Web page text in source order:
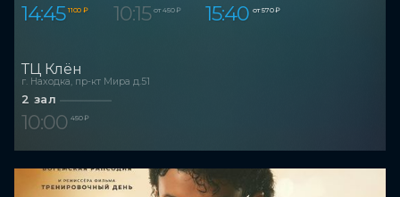
14:45 1 100 ₽ 10:15 от 450 ₽ 15:40 от 570 ₽
ТЦ Клён
г. Находка, пр-кт Мира д.51
2 зал
10:00 450 ₽